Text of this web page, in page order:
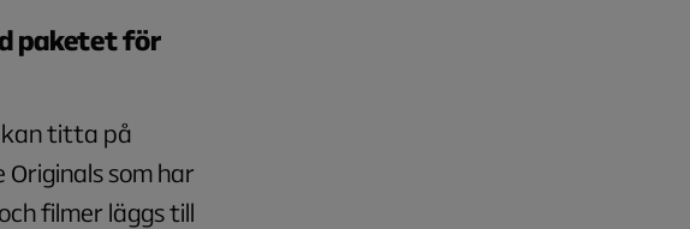
paketet för
kan titta på
som har
filmer läggs till